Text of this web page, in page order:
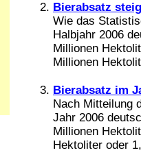
Bierabsatz
Wie das
Halbjahr 2006
Millionen
Millionen
Bierabsatz im
Nach Mitteilung
Jahr 2006
Millionen
Hektoliter oder